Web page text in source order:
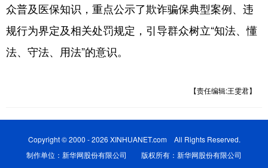
众普及医保知识，重点公示了欺诈骗保典型案例、违
规行为界定及相关处罚规定，引导群众树立“知法、懂
法、守法、用法”的意识。
【责任编辑:王雯君】
Copyright © 2000 - 2026 XINHUANET.com All Rights Reserved.
制作单位：新华网股份有限公司 版权所有：新华网股份有限公司